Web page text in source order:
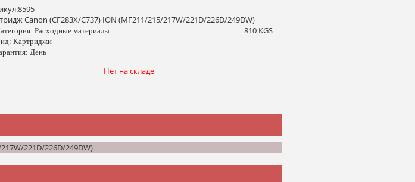
Canon (CF283Х/C737) ION (MF211/215/217W/221D/226D/249DW)
810 KGS
Расходные материалы
Картриджи
День
Нет на складе
221D/226D/249DW)